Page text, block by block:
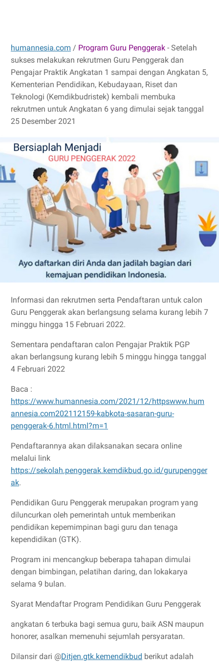
humannesia.com / Program Guru Penggerak - Setelah
sukses melakukan rekrutmen Guru Penggerak dan
Pengajar Praktik Angkatan 1 sampai dengan Angkatan 5,
Kementerian Pendidikan, Kebudayaan, Riset dan
Teknologi (Kemdikbudristek) kembali membuka
rekrutmen untuk Angkatan 6 yang dimulai sejak tanggal
25 Desember 2021
Informasi dan rekrutmen serta Pendaftaran untuk calon
Guru Penggerak akan berlangsung selama kurang lebih 7
minggu hingga 15 Februari 2022.
Sementara pendaftaran calon Pengajar Praktik PGP
akan berlangsung kurang lebih 5 minggu hingga tanggal
4 Februari 2022
Baca :
https://www.humannesia.com/2021/12/httpswww.hum
annesia.com202112159-kabkota-sasaran-guru-
penggerak-6.html.html?m=1
Pendaftarannya akan dilaksanakan secara online
melalui link
https://sekolah.penggerak.kemdikbud.go.id/gurupengger
ak.
Pendidikan Guru Penggerak merupakan program yang
diluncurkan oleh pemerintah untuk memberikan
pendidikan kepemimpinan bagi guru dan tenaga
kependidikan (GTK).
Program ini mencangkup beberapa tahapan dimulai
dengan bimbingan, pelatihan daring, dan lokakarya
selama 9 bulan.
Syarat Mendaftar Program Pendidikan Guru Penggerak
angkatan 6 terbuka bagi semua guru, baik ASN maupun
honorer, asalkan memenuhi sejumlah persyaratan.
Dilansir dari @Ditjen.gtk.kemendikbud berikut adalah